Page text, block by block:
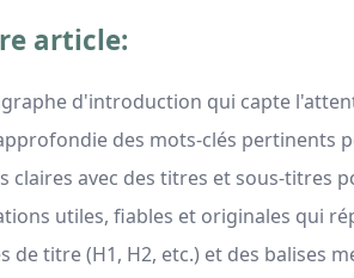
article:
d'introduction qui capte
des mots-clés
claires avec des titres et sous-titres
utiles, fiables et originales qui
de titre (H1, H2, etc.) et des